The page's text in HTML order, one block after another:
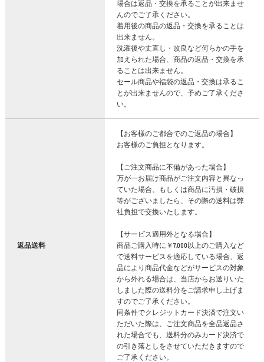
場合は返品・交換を承ることが出来ませ
んのでご了承ください。
着用後の商品の返品・交換を承ることは
出来ません。
洗濯後や丈直し・改良など何らかの手を
加えられた場合、商品の返品・交換を承
ることは出来ません。
セール商品や福袋の返品・交換は承るこ
とが出来ませんので、予めご了承くださ
い。
返品送料
【お客様のご都合でのご返品の場合】
お客様のご負担となります。
【ご注文商品に不備があった場合】
万が一お届け商品がご注文内容と異なっ
ていた場合、もしくは商品に汚損・破損
等がございましたら、その際の送料は弊
社負担で交換いたします。
【サービス適用外となる場合】
商品ご購入時に￥7,000以上のご購入など
で送料サービスを適応している場合、返
品により商品代金などがサービスの対象
から外れる場合は、当店からお送りいた
しました際の送料分をご請求申し上げま
すのでご了承ください。
同条件でクレジットカード決済で注文い
ただいた際は、ご注文商品を全品返品さ
れた場合でも、送料分のみカード決済で
の引き落としをさせていただきますので
ご了承ください。